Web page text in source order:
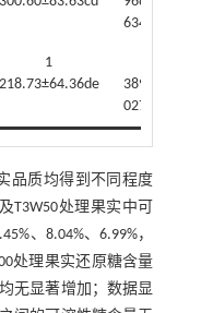
634.30cd
1
218.73±64.36de
389.92±2
027.32de
品质均得到不同程度
T3W50处理果实中可
、8.04%、6.99%，
处理果实还原糖含量
无显著增加；数据显